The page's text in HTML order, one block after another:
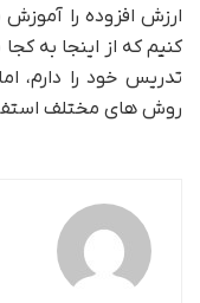
ارزش افزوده را آموزش
کنیم که از اینجا به
تدریس خود را دارم،
روش های مختلف